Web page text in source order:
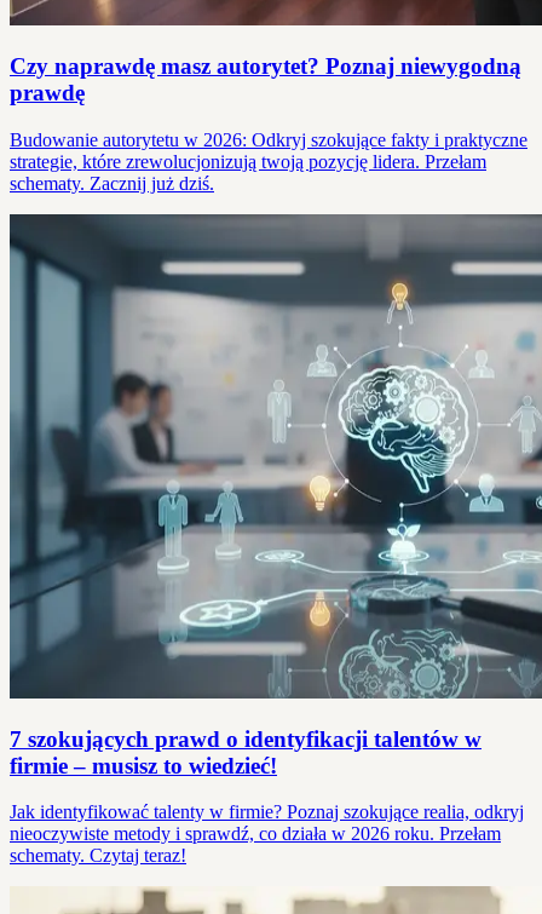
Czy naprawdę masz autorytet? Poznaj niewygodną
prawdę
Budowanie autorytetu w 2026: Odkryj szokujące fakty i praktyczne
strategie, które zrewolucjonizują twoją pozycję lidera. Przełam
schematy. Zacznij już dziś.
7 szokujących prawd o identyfikacji talentów w
firmie – musisz to wiedzieć!
Jak identyfikować talenty w firmie? Poznaj szokujące realia, odkryj
nieoczywiste metody i sprawdź, co działa w 2026 roku. Przełam
schematy. Czytaj teraz!